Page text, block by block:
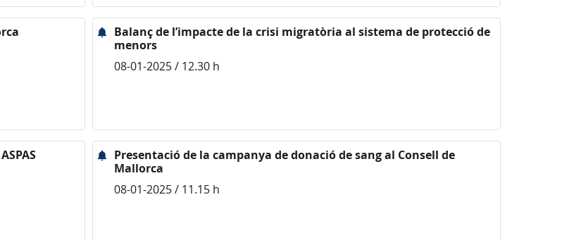
Balanç de l’impacte de la crisi migratòria al sistema de protecció de
menors
08-01-2025 / 12.30 h
Presentació de la campanya de donació de sang al Consell de
Mallorca
08-01-2025 / 11.15 h